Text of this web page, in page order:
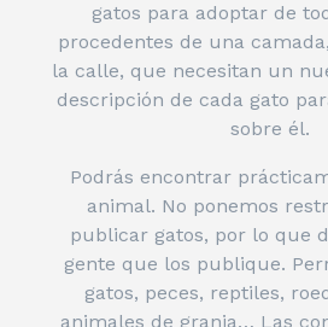
gatos para adoptar de
procedentes de una
la calle, que necesitan un
descripción de cada gato
sobre él.
Podrás encontrar
animal. No ponemos
publicar gatos, por lo que
gente que los publique.
gatos, peces, reptiles,
animales de granja… Las